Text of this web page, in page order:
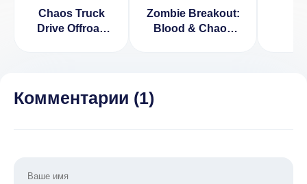
Chaos Truck
Drive Offroad
Zombie Breakout:
Blood & Chaos
Комментарии (1)